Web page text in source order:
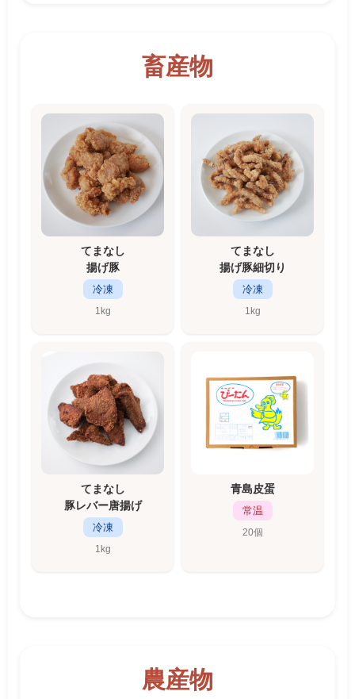
畜産物
てまなし
揚げ豚
冷凍
1kg
てまなし
揚げ豚細切り
冷凍
1kg
てまなし
豚レバー唐揚げ
冷凍
1kg
青島皮蛋
常温
20個
農産物